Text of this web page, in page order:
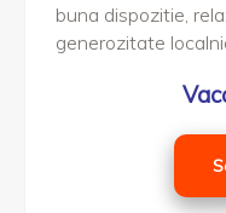
buna dispozitie,
generozitate